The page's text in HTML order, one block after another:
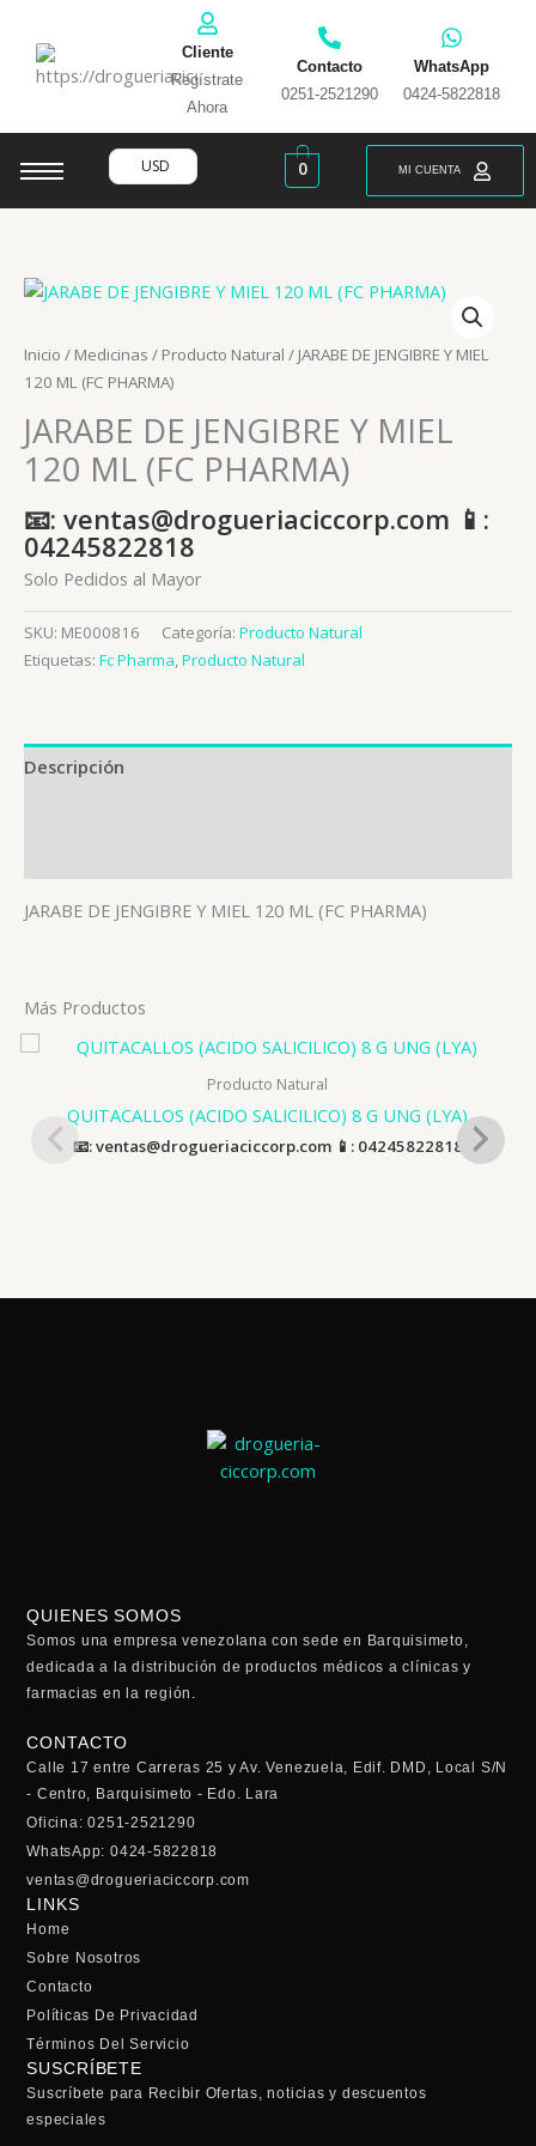
contenido
Cliente
Regístrate
Ahora
Contacto
0251-2521290
WhatsApp
0424-5822818
USD 0 MI CUENTA
Inicio / Medicinas / Producto Natural / JARABE DE JENGIBRE Y MIEL
120 ML (FC PHARMA)
JARABE DE JENGIBRE Y MIEL
120 ML (FC PHARMA)
📧: ventas@drogueriaciccorp.com 📱:
04245822818
Solo Pedidos al Mayor
SKU: ME000816 Categoría: Producto Natural
Etiquetas: Fc Pharma,Producto Natural
Descripción
JARABE DE JENGIBRE Y MIEL 120 ML (FC PHARMA)
Más Productos
Producto Natural
QUITACALLOS (ACIDO SALICILICO) 8 G UNG (LYA)
📧: ventas@drogueriaciccorp.com 📱: 04245822818
QUIENES SOMOS
Somos una empresa venezolana con sede en Barquisimeto,
dedicada a la distribución de productos médicos a clínicas y
farmacias en la región.
CONTACTO
Calle 17 entre Carreras 25 y Av. Venezuela, Edif. DMD, Local S/N
- Centro, Barquisimeto - Edo. Lara
Oficina: 0251-2521290
WhatsApp: 0424-5822818
ventas@drogueriaciccorp.com
LINKS
Home
Sobre Nosotros
Contacto
Políticas De Privacidad
Términos Del Servicio
SUSCRÍBETE
Suscríbete para Recibir Ofertas, noticias y descuentos
especiales